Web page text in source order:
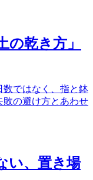
の乾き方」
数ではなく、指と鉢
敗の避け方とあわせ
い、置き場